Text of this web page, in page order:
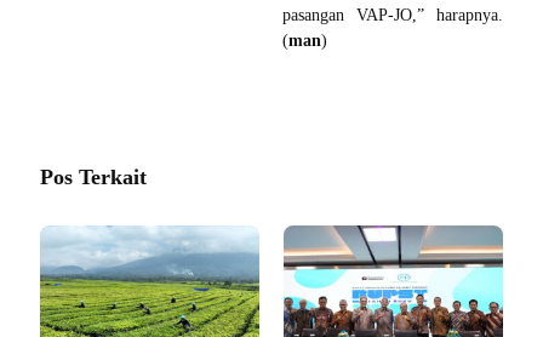
pasangan VAP-JO,” harapnya.
(man)
Pos Terkait